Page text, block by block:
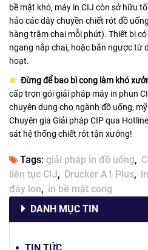
bề mặt khó, máy in CIJ còn sở hữu
hảo các dây chuyền chiết rót đồ
hàng trăm chai mỗi phút). Thiết bị
ngang nắp chai, hoặc bắn ngược từ
hoạt.
Đừng để bao bì cong làm khó
cấp trọn gói giải pháp máy in phun
chuyên dụng cho ngành đồ uống,
Chuyên gia Giải pháp CIP qua Hotline
sát hệ thống chiết rót tận xưởng!
Tags: giải pháp in đồ uống
liên tục CIJ
Drucker A1 Plus
đáy lon
in bề mặt cong
DANH MỤC TIN